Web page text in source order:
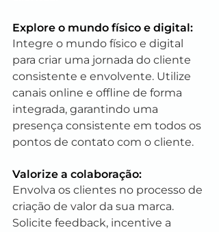
Explore o mundo físico e digital:
Integre o mundo físico e digital
para criar uma jornada do cliente
consistente e envolvente. Utilize
canais online e offline de forma
integrada, garantindo uma
presença consistente em todos os
pontos de contato com o cliente.
Valorize a colaboração:
Envolva os clientes no processo de
criação de valor da sua marca.
Solicite feedback, incentive a